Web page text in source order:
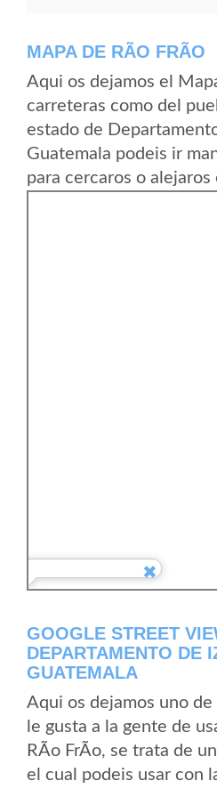
MAPA DE RÃ­O FRÃ­O
Aqui os dejamos el
carreteras como del
estado de
Guatemala podeis ir
para cercaros o alejaros
GOOGLE STREET
DEPARTAMENTO DE
GUATEMALA
Aqui os dejamos uno
le gusta a la gente de
RÃ­o FrÃ­o, se trata de
el cual podeis usar con